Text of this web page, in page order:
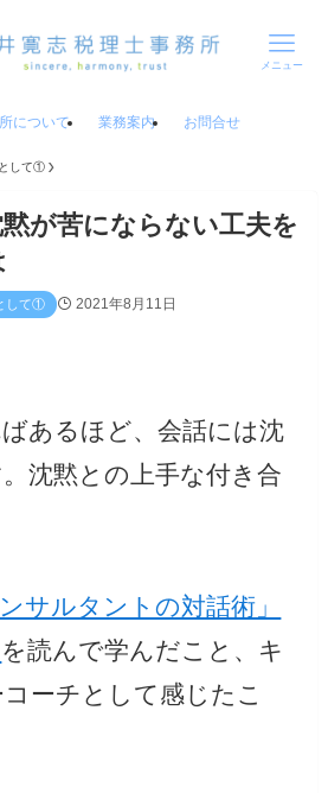
メニュー
について 業務案内 お問合せ
して①
が苦にならない工夫を
して① 2021年8月11日
あるほど、会話には沈
沈黙との上手な付き合
サルタントの対話術」
を読んで学んだこと、キ
ーチとして感じたこ